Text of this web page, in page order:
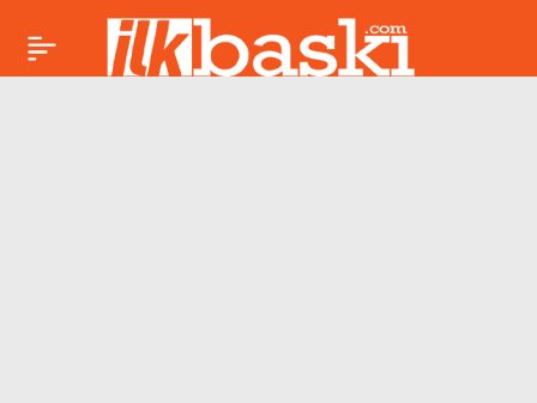
Üniversite öğrencisi